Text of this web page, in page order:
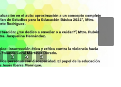
3 4 5